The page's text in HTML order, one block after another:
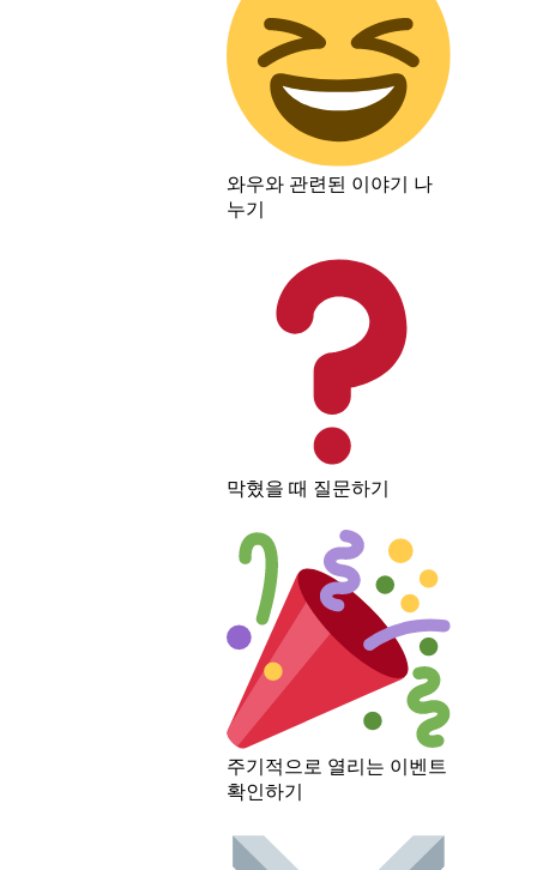
와우와 관련된 이야기 나
누기
막혔을 때 질문하기
주기적으로 열리는 이벤트
확인하기